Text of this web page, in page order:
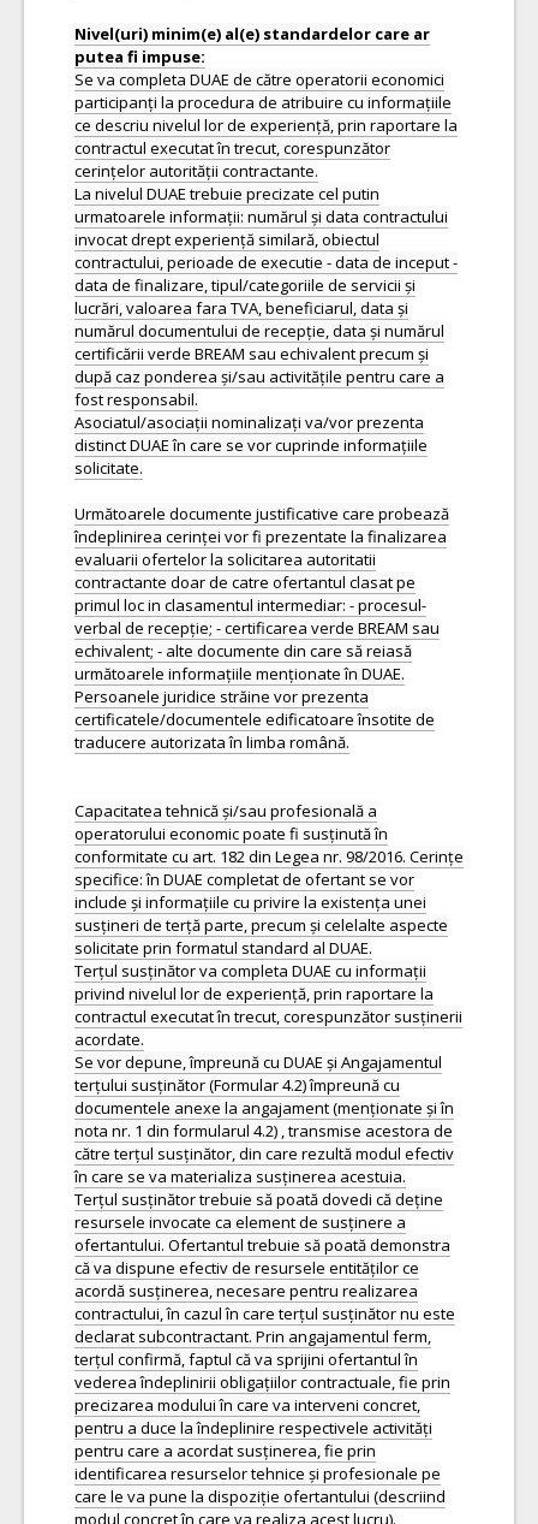
Nivel(uri) minim(e) al(e) standardelor care ar
Se va completa DUAE de către operatorii economici
participanți la procedura de atribuire cu informațiile
ce descriu nivelul lor de experiență, prin raportare la
contractul executat în trecut, corespunzător
cerințelor autorității contractante.
La nivelul DUAE trebuie precizate cel putin
urmatoarele informații: numărul și data contractului
invocat drept experiență similară, obiectul
contractului, perioade de executie - data de inceput -
data de finalizare, tipul/categoriile de servicii și
lucrări, valoarea fara TVA, beneficiarul, data și
numărul documentului de recepție, data și numărul
certificării verde BREAM sau echivalent precum și
după caz ponderea și/sau activitățile pentru care a
fost responsabil.
Asociatul/asociații nominalizați va/vor prezenta
distinct DUAE în care se vor cuprinde informațiile
solicitate.
Următoarele documente justificative care probează
îndeplinirea cerinței vor fi prezentate la finalizarea
evaluarii ofertelor la solicitarea autoritatii
contractante doar de catre ofertantul clasat pe
primul loc in clasamentul intermediar: - procesul-
verbal de recepție; - certificarea verde BREAM sau
echivalent; - alte documente din care să reiasă
următoarele informațiile menționate în DUAE.
Persoanele juridice străine vor prezenta
certificatele/documentele edificatoare însotite de
traducere autorizata în limba română.
Capacitatea tehnică și/sau profesională a
operatorului economic poate fi susținută în
conformitate cu art. 182 din Legea nr. 98/2016. Cerințe
specifice: în DUAE completat de ofertant se vor
include și informațiile cu privire la existența unei
susțineri de terță parte, precum și celelalte aspecte
solicitate prin formatul standard al DUAE.
Terțul susținător va completa DUAE cu informații
privind nivelul lor de experiență, prin raportare la
contractul executat în trecut, corespunzător susținerii
acordate.
Se vor depune, împreună cu DUAE și Angajamentul
terțului susținător (Formular 4.2) împreună cu
documentele anexe la angajament (menționate și în
nota nr. 1 din formularul 4.2) , transmise acestora de
către terțul susținător, din care rezultă modul efectiv
în care se va materializa susținerea acestuia.
Terțul susținător trebuie să poată dovedi că deține
resursele invocate ca element de susținere a
ofertantului. Ofertantul trebuie să poată demonstra
că va dispune efectiv de resursele entităților ce
acordă susținerea, necesare pentru realizarea
contractului, în cazul în care terțul susținător nu este
declarat subcontractant. Prin angajamentul ferm,
terțul confirmă, faptul că va sprijini ofertantul în
vederea îndeplinirii obligațiilor contractuale, fie prin
precizarea modului în care va interveni concret,
pentru a duce la îndeplinire respectivele activități
pentru care a acordat susținerea, fie prin
identificarea resurselor tehnice și profesionale pe
care le va pune la dispoziție ofertantului (descriind
modul concret în care va realiza acest lucru).